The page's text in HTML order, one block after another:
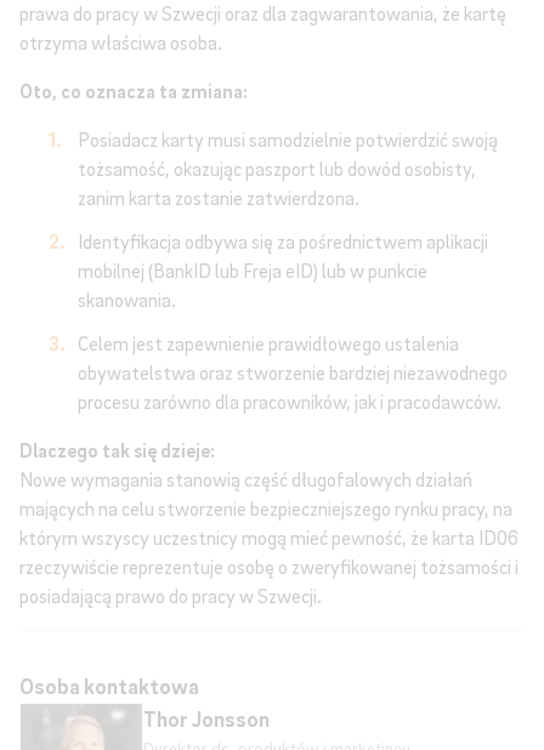
prawa do pracy w Szwecji oraz dla zagwarantowania, że kartę
otrzyma właściwa osoba.
Oto, co oznacza ta zmiana:
Posiadacz karty musi samodzielnie potwierdzić swoją
tożsamość, okazując paszport lub dowód osobisty,
zanim karta zostanie zatwierdzona.
Identyfikacja odbywa się za pośrednictwem aplikacji
mobilnej (BankID lub Freja eID) lub w punkcie
skanowania.
Celem jest zapewnienie prawidłowego ustalenia
obywatelstwa oraz stworzenie bardziej niezawodnego
procesu zarówno dla pracowników, jak i pracodawców.
Dlaczego tak się dzieje:
Nowe wymagania stanowią część długofalowych działań
mających na celu stworzenie bezpieczniejszego rynku pracy, na
którym wszyscy uczestnicy mogą mieć pewność, że karta ID06
rzeczywiście reprezentuje osobę o zweryfikowanej tożsamości i
posiadającą prawo do pracy w Szwecji.
Osoba kontaktowa
Thor Jonsson